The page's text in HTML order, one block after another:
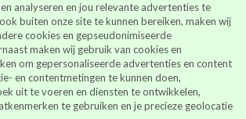
B.V.)
italie.nl
analyseren en jou relevante advertenties te
buiten onze site te kunnen bereiken, maken wij
cookies en gepseudonimiseerde
maken wij gebruik van cookies en
om gepersonaliseerde advertenties en content
en contentmetingen te kunnen doen,
uit te voeren en diensten te ontwikkelen,
te gebruiken en je precieze geolocatie